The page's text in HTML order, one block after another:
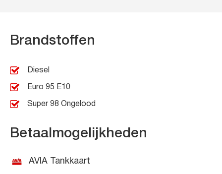
Brandstoffen
Diesel
Euro 95 E10
Super 98 Ongelood
Betaalmogelijkheden
AVIA Tankkaart